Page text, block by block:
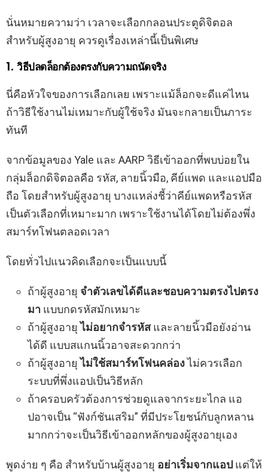
นั่นหมายความว่า เวลาจะเลือกกลอนประตูดิจิตอล
สำหรับผู้สูงอายุ ควรดูเรื่องเหล่านี้เป็นพิเศษ
1. วิธีปลดล็อกต้องตรงกับความถนัดจริง
นี่คือหัวใจของการเลือกเลย เพราะแม้ล็อกจะดีแค่ไหน
ถ้าวิธีใช้งานไม่เหมาะกับผู้ใช้จริง มันจะกลายเป็นภาระ
ทันที
จากข้อมูลของ Yale และ AARP วิธีเข้าออกที่พบบ่อยใน
กลุ่มล็อกดิจิตอลคือ รหัส, ลายนิ้วมือ, คีย์แพด และแอปมือ
ถือ โดยสำหรับผู้สูงอายุ บางแหล่งชี้ว่าคีย์แพดหรือรหัส
เป็นตัวเลือกที่เหมาะมาก เพราะใช้งานได้โดยไม่ต้องพึ่ง
สมาร์ทโฟนตลอดเวลา
โดยทั่วไปแนวคิดเลือกจะเป็นแบบนี้
ถ้าผู้สูงอายุ จำตัวเลขได้ดีและชอบความตรงไปตรง
มา แบบกดรหัสมักเหมาะ
ถ้าผู้สูงอายุไม่อยากจำรหัสและลายนิ้วมือยังอ่าน
ได้ดี แบบสแกนนิ้วอาจสะดวกกว่า
ถ้าผู้สูงอายุไม่ใช้สมาร์ทโฟนคล่องไม่ควรเลือก
ระบบที่พึ่งแอปเป็นวิธีหลัก
ถ้าครอบครัวต้องการช่วยดูแลจากระยะไกล แอ
ปอาจเป็น “ฟังก์ชันเสริม” ที่มีประโยชน์กับลูกหลาน
มากกว่าจะเป็นวิธีเข้าออกหลักของผู้สูงอายุเอง
พูดง่าย ๆ คือ สำหรับบ้านผู้สูงอายุ อย่าเริ่มจากแอป แต่ให้